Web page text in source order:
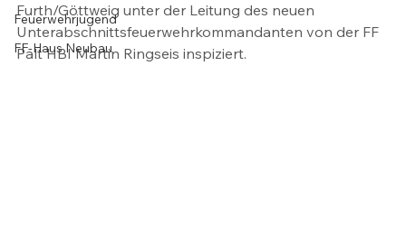
Feuerwehrjugend
FF-Haus Neubau
Furth/Göttweig unter der Leitung des neuen
Unterabschnittsfeuerwehrkommandanten von der FF
Palt HBI Martin Ringseis inspiziert.